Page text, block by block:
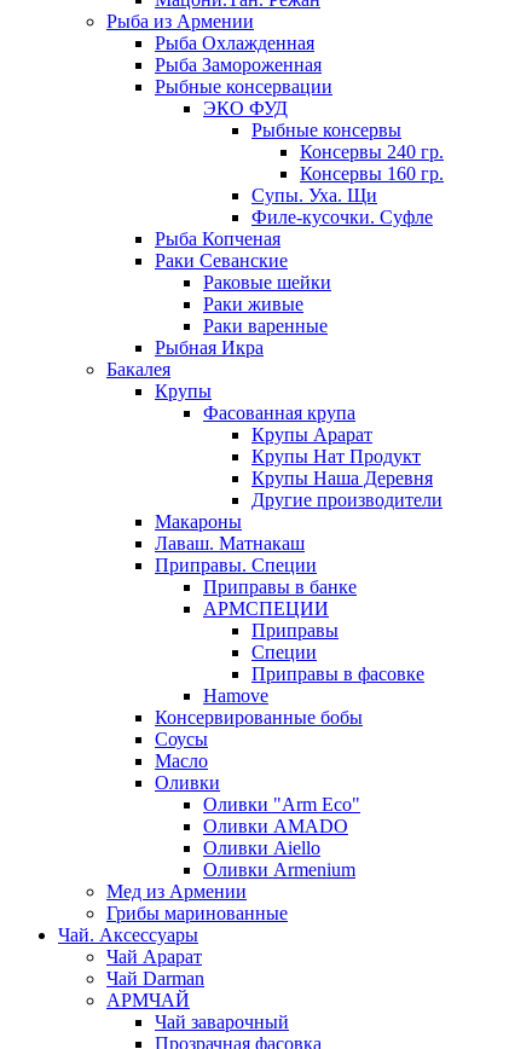
Рыба из Армении
Рыба Охлажденная
Рыба Замороженная
Рыбные консервации
ЭКО ФУД
Рыбные консервы
Консервы 240 гр.
Консервы 160 гр.
Супы. Уха. Щи
Филе-кусочки. Суфле
Рыба Копченая
Раки Севанские
Раковые шейки
Раки живые
Раки варенные
Рыбная Икра
Бакалея
Крупы
Фасованная крупа
Крупы Арарат
Крупы Нат Продукт
Крупы Наша Деревня
Другие производители
Макароны
Лаваш. Матнакаш
Приправы. Специи
Приправы в банке
АРМСПЕЦИИ
Приправы
Специи
Приправы в фасовке
Hamove
Консервированные бобы
Соусы
Масло
Оливки
Оливки "Arm Eco"
Оливки AMADO
Оливки Aiello
Оливки Armenium
Мед из Армении
Грибы маринованные
Чай. Аксессуары
Чай Арарат
Чай Darman
АРМЧАЙ
Чай заварочный
Прозрачная фасовка